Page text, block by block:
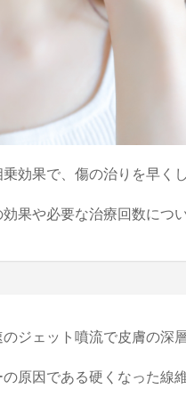
効果で、傷の治りを早くし
果や必要な治療回数につ
ジェット噴流で皮膚の深
原因である硬くなった線